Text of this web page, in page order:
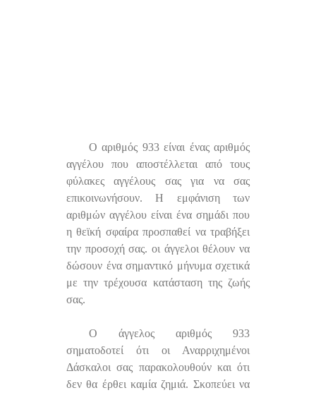
Ο αριθμός 933 είναι ένας αριθμός
αγγέλου που αποστέλλεται από τους
φύλακες αγγέλους σας για να σας
επικοινωνήσουν. Η εμφάνιση των
αριθμών αγγέλου είναι ένα σημάδι που
η θεϊκή σφαίρα προσπαθεί να τραβήξει
την προσοχή σας. οι άγγελοι θέλουν να
δώσουν ένα σημαντικό μήνυμα σχετικά
με την τρέχουσα κατάσταση της ζωής
σας.
Ο άγγελος αριθμός 933
σηματοδοτεί ότι οι Αναρριχημένοι
Δάσκαλοι σας παρακολουθούν και ότι
δεν θα έρθει καμία ζημιά. Σκοπεύει να